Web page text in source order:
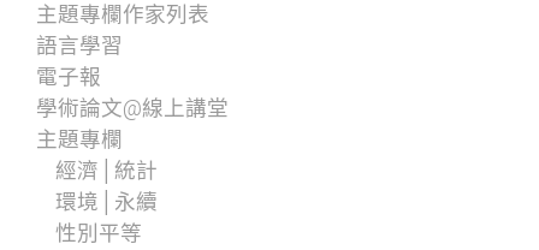
主題專欄作家列表
語言學習
電子報
學術論文@線上講堂
主題專欄
經濟│統計
環境│永續
性別平等